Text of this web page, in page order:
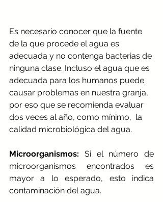
Es necesario conocer que la fuente
de la que procede el agua es
adecuada y no contenga bacterias de
ninguna clase. Incluso el agua que es
adecuada para los humanos puede
causar problemas en nuestra granja,
por eso que se recomienda evaluar
dos veces al año, como mínimo,  la
calidad microbiológica del agua.
Microorganismos: Si el número de
microorganismos encontrados es
mayor a lo esperado, esto indica
contaminación del agua.